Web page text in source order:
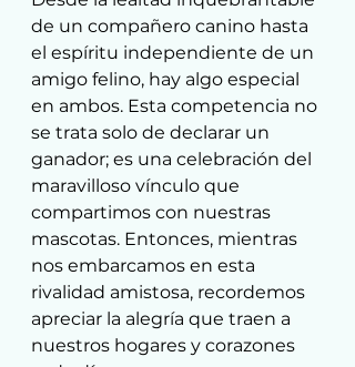
de un compañero canino hasta
el espíritu independiente de un
amigo felino, hay algo especial
en ambos. Esta competencia no
se trata solo de declarar un
ganador; es una celebración del
maravilloso vínculo que
compartimos con nuestras
mascotas. Entonces, mientras
nos embarcamos en esta
rivalidad amistosa, recordemos
apreciar la alegría que traen a
nuestros hogares y corazones